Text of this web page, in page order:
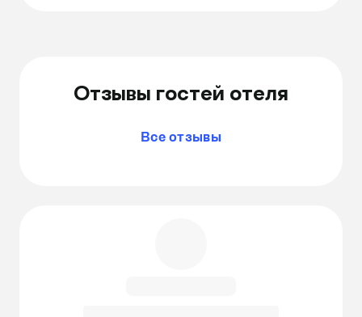
Лежанка
Отзывы гостей отеля
Все отзывы